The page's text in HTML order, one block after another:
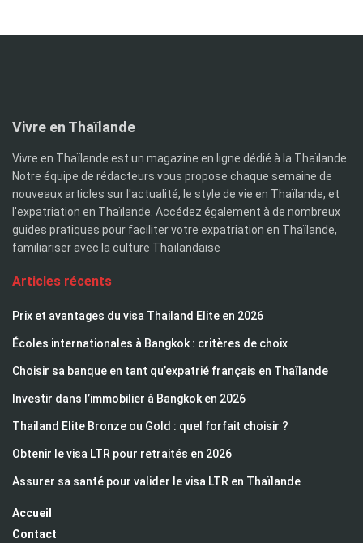
Vivre en Thaïlande
Vivre en Thaïlande est un magazine en ligne dédié à la Thaïlande.
Notre équipe de rédacteurs vous propose chaque semaine de
nouveaux articles sur l'actualité, le style de vie en Thaïlande, et
l'expatriation en Thaïlande. Accédez également à de nombreux
guides pratiques pour faciliter votre expatriation en Thaïlande,
familiariser avec la culture Thaïlandaise
Articles récents
Prix et avantages du visa Thailand Elite en 2026
Écoles internationales à Bangkok : critères de choix
Choisir sa banque en tant qu’expatrié français en Thaïlande
Investir dans l’immobilier à Bangkok en 2026
Thailand Elite Bronze ou Gold : quel forfait choisir ?
Obtenir le visa LTR pour retraités en 2026
Assurer sa santé pour valider le visa LTR en Thaïlande
Accueil
Contact